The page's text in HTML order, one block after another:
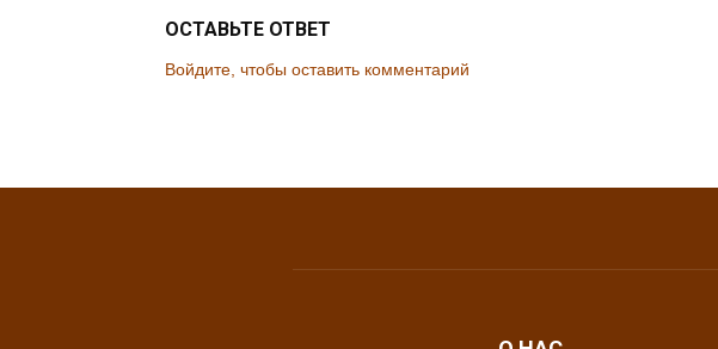
ОСТАВЬТЕ ОТВЕТ
Войдите, чтобы оставить комментарий